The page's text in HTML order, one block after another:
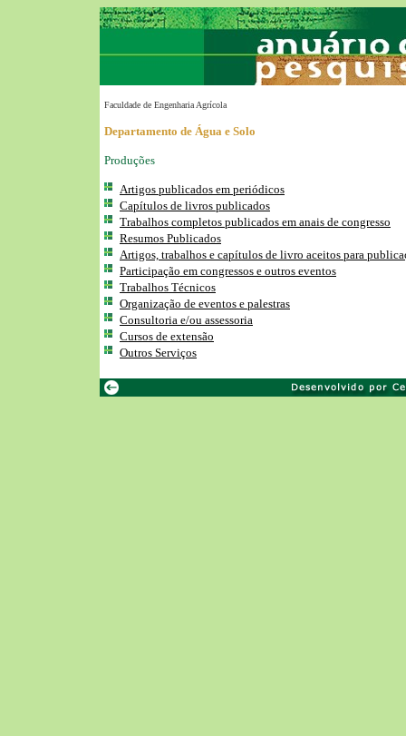
Faculdade de Engenharia Agrícola
Departamento de Água e Solo
Produções
Artigos publicados em periódicos
Capítulos de livros publicados
Trabalhos completos publicados em anais de congresso
Resumos Publicados
Artigos, trabalhos e capítulos de livro aceitos para
Participação em congressos e outros eventos
Trabalhos Técnicos
Organização de eventos e palestras
Consultoria e/ou assessoria
Cursos de extensão
Outros Serviços